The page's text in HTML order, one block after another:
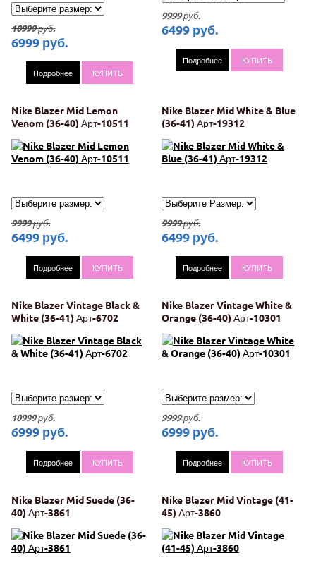
10999руб.
6999 руб.
Подробнее КУПИТЬ
9999руб.
6499 руб.
Подробнее КУПИТЬ
Nike Blazer Mid Lemon
Venom (36-40) Арт-10511
9999руб.
6499 руб.
Подробнее КУПИТЬ
Nike Blazer Mid White & Blue
(36-41) Арт-19312
9999руб.
6499 руб.
Подробнее КУПИТЬ
Nike Blazer Vintage Black &
White (36-41) Арт-6702
10999руб.
6999 руб.
Подробнее КУПИТЬ
Nike Blazer Vintage White &
Orange (36-40) Арт-10301
9999руб.
6999 руб.
Подробнее КУПИТЬ
Nike Blazer Mid Suede (36-
40) Арт-3861
Nike Blazer Mid Vintage (41-
45) Арт-3860